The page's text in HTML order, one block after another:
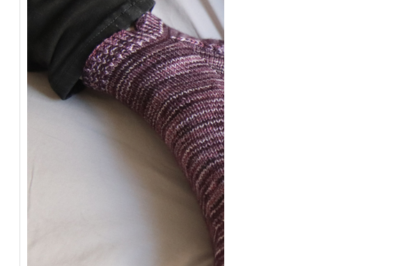
{Tricot} Le défi 2026 :
Je tricote mes
socquettes
C’est la 4ème année
consécutive que
j’organise un défi de…